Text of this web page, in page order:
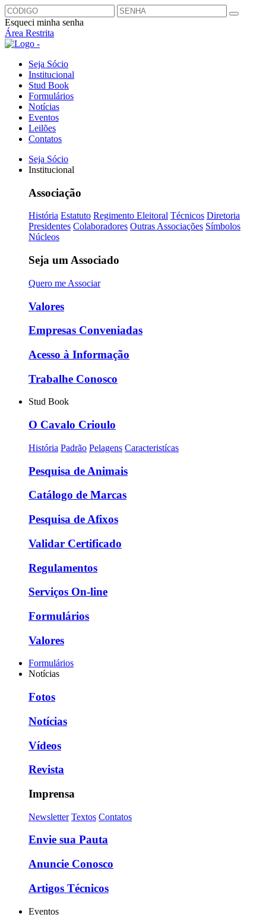
Esqueci minha senha
Área Restrita
Seja Sócio
Institucional
Stud Book
Formulários
Notícias
Eventos
Leilões
Contatos
Seja Sócio
Institucional
Associação
História Estatuto Regimento Eleitoral Técnicos Diretoria
Presidentes Colaboradores Outras Associações Símbolos
Núcleos
Seja um Associado
Quero me Associar
Valores
Empresas Conveniadas
Acesso à Informação
Trabalhe Conosco
Stud Book
O Cavalo Crioulo
História Padrão Pelagens Caracteristícas
Pesquisa de Animais
Catálogo de Marcas
Pesquisa de Afixos
Validar Certificado
Regulamentos
Serviços On-line
Formulários
Valores
Formulários
Notícias
Fotos
Notícias
Vídeos
Revista
Imprensa
Newsletter Textos Contatos
Envie sua Pauta
Anuncie Conosco
Artigos Técnicos
Eventos